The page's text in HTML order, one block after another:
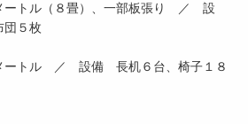
トル（８畳）、一部板張り ／ 設
５枚
ートル ／ 設備 長机６台、椅子１８